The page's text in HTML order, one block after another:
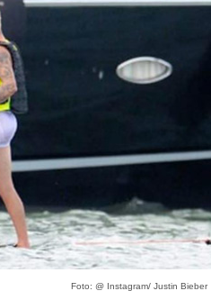
Foto: @ Instagram/ Justin Bieber